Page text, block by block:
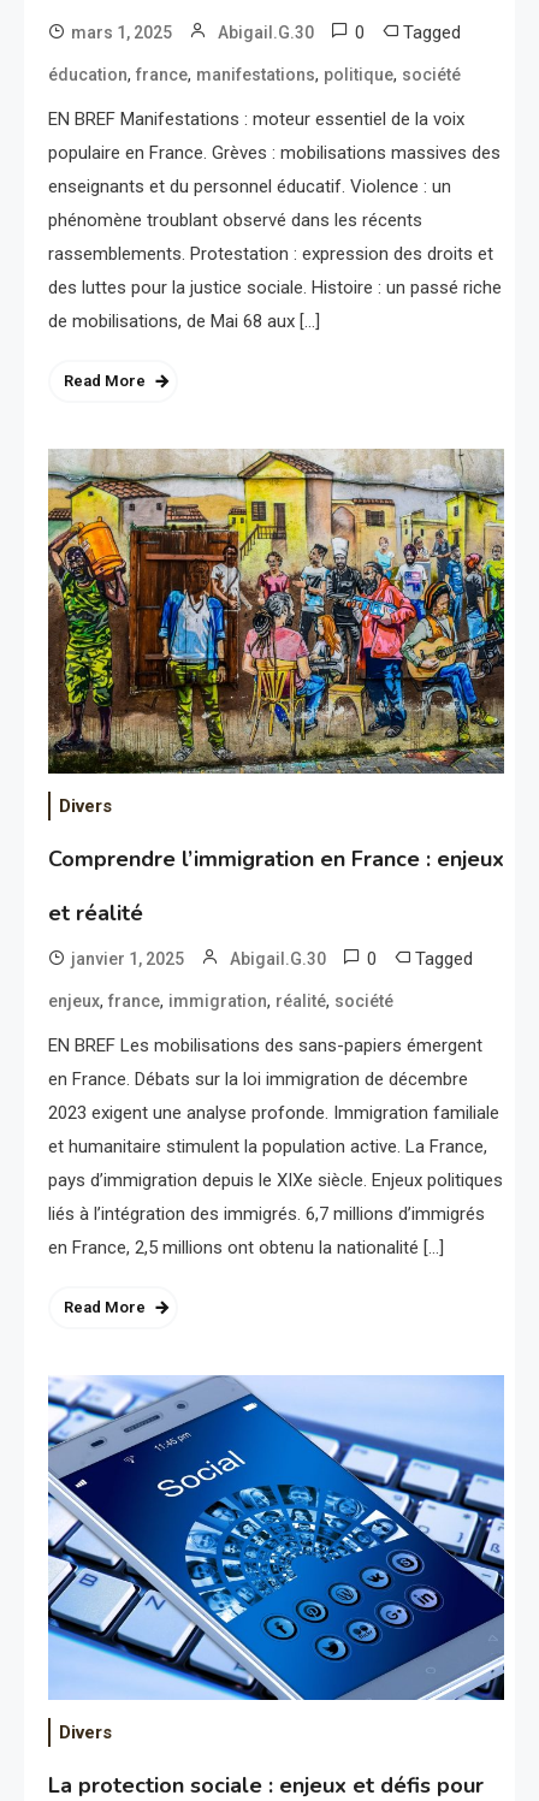
mars 1, 2025 Abigail.G.30 0 Tagged
éducation,france, manifestations, politique, société
EN BREF Manifestations : moteur essentiel de la voix
populaire en France. Grèves : mobilisations massives des
enseignants et du personnel éducatif. Violence : un
phénomène troublant observé dans les récents
rassemblements. Protestation : expression des droits et
des luttes pour la justice sociale. Histoire : un passé riche
de mobilisations, de Mai 68 aux […]
Read More
Divers
Comprendre l’immigration en France : enjeux
et réalité
janvier 1, 2025 Abigail.G.30 0 Tagged
enjeux,france, immigration, réalité, société
EN BREF Les mobilisations des sans-papiers émergent
en France. Débats sur la loi immigration de décembre
2023 exigent une analyse profonde. Immigration familiale
et humanitaire stimulent la population active. La France,
pays d’immigration depuis le XIXe siècle. Enjeux politiques
liés à l’intégration des immigrés. 6,7 millions d’immigrés
en France, 2,5 millions ont obtenu la nationalité […]
Read More
Divers
La protection sociale : enjeux et défis pour